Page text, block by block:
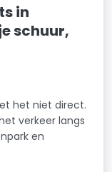
in
schuur,
het niet direct.
verkeer langs
en